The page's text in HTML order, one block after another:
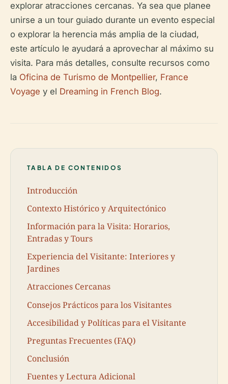
explorar atracciones cercanas. Ya sea que planee
unirse a un tour guiado durante un evento especial
o explorar la herencia más amplia de la ciudad,
este artículo le ayudará a aprovechar al máximo su
visita. Para más detalles, consulte recursos como
la Oficina de Turismo de Montpellier, France
Voyage y el Dreaming in French Blog.
TABLA DE CONTENIDOS
Introducción
Contexto Histórico y Arquitectónico
Información para la Visita: Horarios,
Entradas y Tours
Experiencia del Visitante: Interiores y
Jardines
Atracciones Cercanas
Consejos Prácticos para los Visitantes
Accesibilidad y Políticas para el Visitante
Preguntas Frecuentes (FAQ)
Conclusión
Fuentes y Lectura Adicional